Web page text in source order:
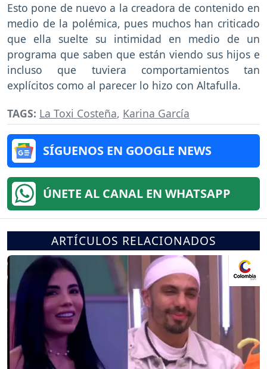
Esto pone de nuevo a la creadora de contenido en
medio de la polémica, pues muchos han criticado
que ella suelte su intimidad en medio de un
programa que saben que están viendo sus hijos e
incluso que tuviera comportamientos tan
explícitos como al parecer lo hizo con Altafulla.
TAGS: La Toxi Costeña, Karina García
SÍGUENOS EN GOOGLE NEWS
ÚNETE AL CANAL EN WHATSAPP
ARTÍCULOS RELACIONADOS